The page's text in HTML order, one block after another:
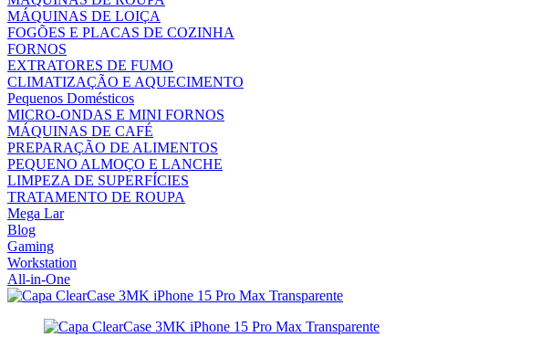
MÁQUINAS DE LOIÇA
FOGÕES E PLACAS DE COZINHA
FORNOS
EXTRATORES DE FUMO
CLIMATIZAÇÃO E AQUECIMENTO
Pequenos Domésticos
MICRO-ONDAS E MINI FORNOS
MÁQUINAS DE CAFÉ
PREPARAÇÃO DE ALIMENTOS
PEQUENO ALMOÇO E LANCHE
LIMPEZA DE SUPERFÍCIES
TRATAMENTO DE ROUPA
Mega Lar
Blog
Gaming
Workstation
All-in-One